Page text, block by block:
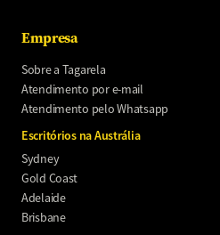
Empresa
Sobre a Tagarela
Atendimento por e-mail
Atendimento pelo Whatsapp
Escritórios na Austrália
Sydney
Gold Coast
Adelaide
Brisbane